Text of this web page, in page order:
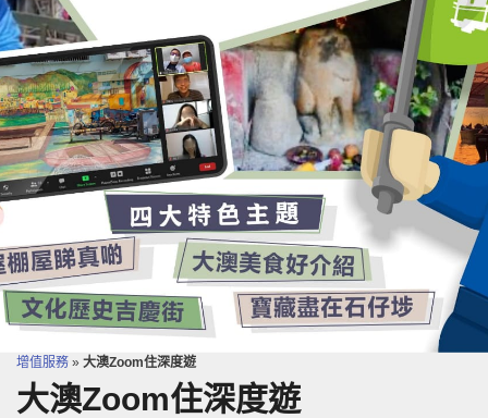
增值服務 » 大澳Zoom住深度遊
大澳Zoom住深度遊